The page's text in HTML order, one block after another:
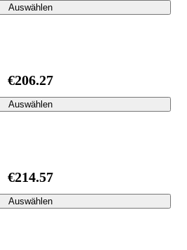
Auswählen
€206.27
Auswählen
€214.57
Auswählen